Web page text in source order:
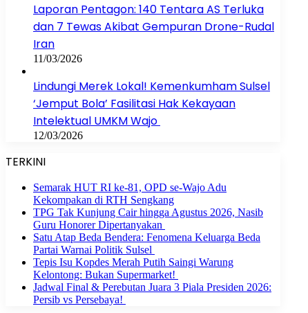
Laporan Pentagon: 140 Tentara AS Terluka
dan 7 Tewas Akibat Gempuran Drone-Rudal
Iran
11/03/2026
Lindungi Merek Lokal! Kemenkumham Sulsel
‘Jemput Bola’ Fasilitasi Hak Kekayaan
Intelektual UMKM Wajo
12/03/2026
TERKINI
Semarak HUT RI ke-81, OPD se-Wajo Adu
Kekompakan di RTH Sengkang
TPG Tak Kunjung Cair hingga Agustus 2026, Nasib
Guru Honorer Dipertanyakan
Satu Atap Beda Bendera: Fenomena Keluarga Beda
Partai Warnai Politik Sulsel
Tepis Isu Kopdes Merah Putih Saingi Warung
Kelontong: Bukan Supermarket!
Jadwal Final & Perebutan Juara 3 Piala Presiden 2026:
Persib vs Persebaya!